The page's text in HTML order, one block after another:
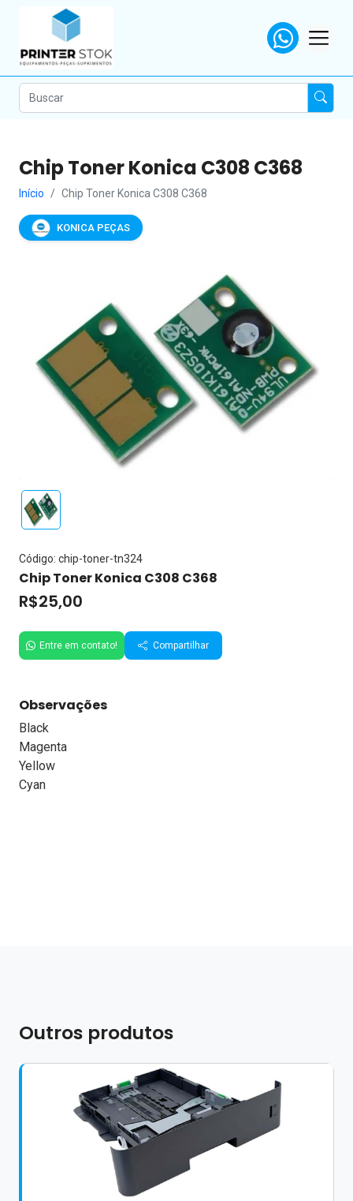
Chip Toner Konica C308 C368
Início Chip Toner Konica C308 C368
KONICA PEÇAS
Código: chip-toner-tn324
Chip Toner Konica C308 C368
R$25,00
Entre em contato! Compartilhar
Observações
Black
Magenta
Yellow
Cyan
Outros produtos